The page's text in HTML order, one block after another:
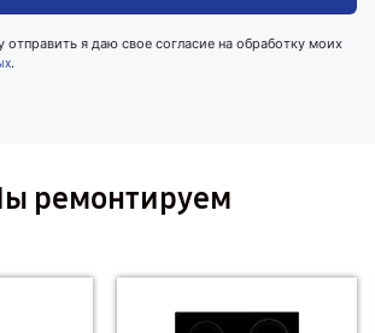
отправить я даю свое согласие на обработку моих
.
ремонтируем